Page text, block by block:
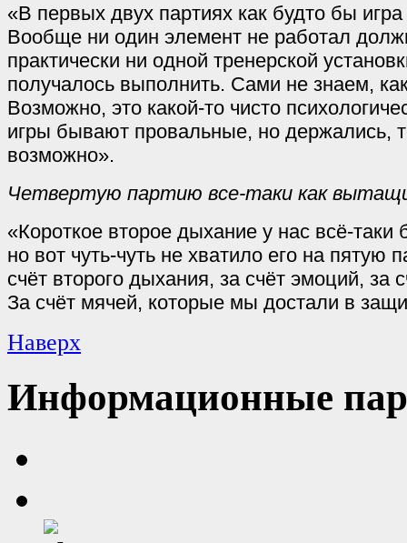
«В первых двух партиях как будто бы
Вообще ни один элемент не работал
практически ни одной тренерской
получалось выполнить. Сами не знаем,
Возможно, это какой-то чисто
игры бывают провальные, но держались,
возможно».
Четвертую партию все-таки как
«Короткое второе дыхание у нас всё-
но вот чуть-чуть не хватило его на
счёт второго дыхания, за счёт эмоций, за
За счёт мячей, которые мы достали в
Наверх
Информационные